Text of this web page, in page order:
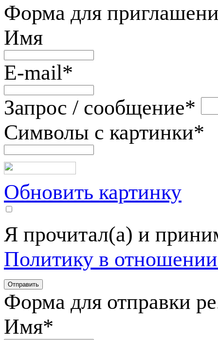
Форма для
Имя
E-mail*
Запрос / сообщение*
Символы с картинки*
Обновить картинку
Я прочитал(а) и
Политику в
Форма для отправки
Имя*